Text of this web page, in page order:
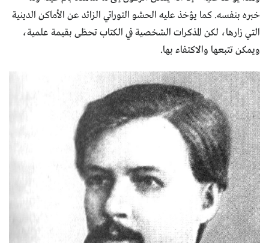
خبره بنفسه. كما يؤخذ عليه الحشو التوراتي الزائد عن الأماكن الدينية
التي زارها، لكن المذكرات الشخصية في الكتاب تحظى بقيمة علمية،
ويمكن تتبعها والاكتفاء بها.